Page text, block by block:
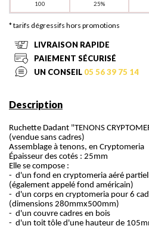
100 25%
* tarifs dégressifs hors promotions
LIVRAISON RAPIDE
PAIEMENT SÉCURISÉ
UN CONSEIL 05 56 39 75 14
Description
Ruchette Dadant "TENONS
(vendue sans cadres)
Assemblage à tenons, en Cryptomeria
Épaisseur des cotés : 25mm
Elle se compose :
- d'un fond en cryptomeria aéré
(également appelé fond américain)
- d'un corps en cryptomeria pour 6
(dimensions 280mmx500mm)
- d'un couvre cadres en bois
- d'un toit tôle d'une hauteur de